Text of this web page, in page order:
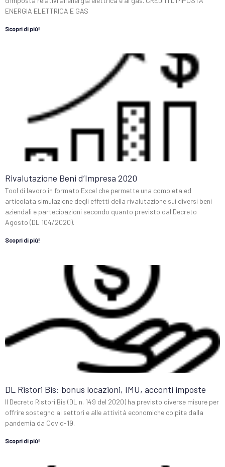
ENERGIA ELETTRICA E GAS
Scopri di più!
Rivalutazione Beni d’Impresa 2020
Tool di lavoro in formato Excel che permette una completa ed
articolata simulazione degli effetti della rivalutazione sui diversi beni
aziendali e partecipazioni secondo quanto previsto dal Decreto
Agosto (DL 104/2020).
Scopri di più!
DL Ristori Bis: bonus locazioni, IMU, acconti imposte
Il Decreto Ristori Bis (DL n. 149 del 2020) ha previsto diverse misure per
offrire sostegno ai settori e alle attività economiche colpite dalla
pandemia da Covid-19.
Scopri di più!